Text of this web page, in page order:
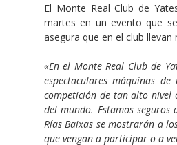
El Monte Real Club de
martes en un evento que
asegura que en el club
«En el Monte Real Club de
espectaculares máquinas
competición de tan alto nivel
del mundo. Estamos
Rías Baixas se mostrarán a
que vengan a participar o a